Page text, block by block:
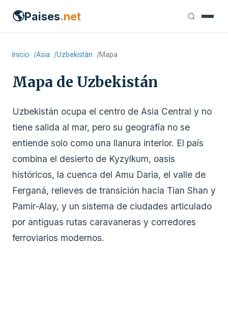
🌎Paises.net
Inicio Asia Uzbekistán Mapa
Mapa de Uzbekistán
Uzbekistán ocupa el centro de Asia Central y no
tiene salida al mar, pero su geografía no se
entiende solo como una llanura interior. El país
combina el desierto de Kyzylkum, oasis
históricos, la cuenca del Amu Daria, el valle de
Ferganá, relieves de transición hacia Tian Shan y
Pamir-Alay, y un sistema de ciudades articulado
por antiguas rutas caravaneras y corredores
ferroviarios modernos.